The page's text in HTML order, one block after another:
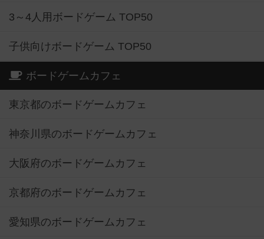
3～4人用ボードゲーム TOP50
子供向けボードゲーム TOP50
ボードゲームカフェ
東京都のボードゲームカフェ
神奈川県のボードゲームカフェ
大阪府のボードゲームカフェ
京都府のボードゲームカフェ
愛知県のボードゲームカフェ